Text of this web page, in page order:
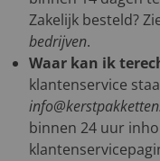
Zakelijk besteld?
bedrijven.
Waar kan ik
klantenservice
binnen 24 uur